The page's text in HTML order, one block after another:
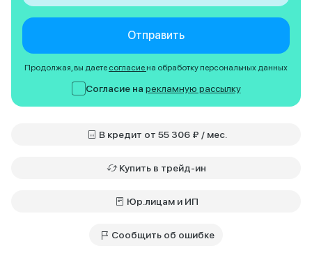
Отправить
Продолжая, вы даете согласие на обработку персональных данных
Согласие на рекламную рассылку
В кредит от 55 306 ₽ / мес.
Купить в трейд-ин
Юр.лицам и ИП
Сообщить об ошибке